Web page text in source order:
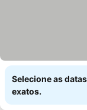
Selecione as
exatos.